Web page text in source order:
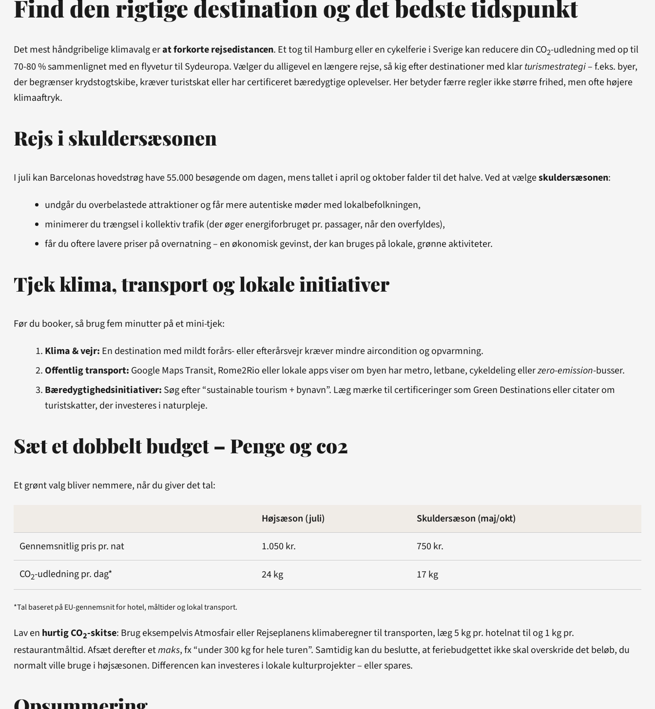
Find den rigtige destination og det bedste tidspunkt
Det mest håndgribelige klimavalg erat forkorte rejsedistancen. Et tog til Hamburg eller en cykelferie i Sverige kan reducere din CO2-udledning med op til
70-80 % sammenlignet med en flyvetur til Sydeuropa. Vælger du alligevel en længere rejse, så kig efter destinationer med klarturismestrategi– f.eks. byer,
der begrænser krydstogtskibe, kræver turistskat eller har certificeret bæredygtige oplevelser. Her betyder færre regler ikke større frihed, men ofte højere
klimaaftryk.
Rejs i skuldersæsonen
I juli kan Barcelonas hovedstrøg have 55.000 besøgende om dagen, mens tallet i april og oktober falder til det halve. Ved at vælgeskuldersæsonen:
undgår du overbelastede attraktioner og får mere autentiske møder med lokalbefolkningen,
minimerer du trængsel i kollektiv trafik (der øger energiforbruget pr. passager, når den overfyldes),
får du oftere lavere priser på overnatning – en økonomisk gevinst, der kan bruges på lokale, grønne aktiviteter.
Tjek klima, transport og lokale initiativer
Før du booker, så brug fem minutter på et mini-tjek:
Klima & vejr: En destination med mildt forårs- eller efterårsvejr kræver mindre aircondition og opvarmning.
Offentlig transport: Google Maps Transit, Rome2Rio eller lokale apps viser om byen har metro, letbane, cykeldeling ellerzero-emission-busser.
Bæredygtigheds­initiativer: Søg efter “sustainable tourism + bynavn”. Læg mærke til certificeringer som Green Destinations eller citater om
turistskatter, der investeres i naturpleje.
Sæt et dobbelt budget – Penge og co2
Et grønt valg bliver nemmere, når du giver det tal:
Højsæson (juli) Skuldersæson (maj/okt)
Gennemsnitlig pris pr. nat 1.050 kr. 750 kr.
CO2-udledning pr. dag* 24 kg 17 kg
*Tal baseret på EU-gennemsnit for hotel, måltider og lokal transport.
Lav en hurtig CO2-skitse: Brug eksempelvis Atmosfair eller Rejseplanens klimaberegner til transporten, læg 5 kg pr. hotelnat til og 1 kg pr.
restaurantmåltid. Afsæt derefter etmaks, fx “under 300 kg for hele turen”. Samtidig kan du beslutte, at ferie­budgettet ikke skal overskride det beløb, du
normalt ville bruge i højsæsonen. Differencen kan investeres i lokale kulturprojekter – eller spares.